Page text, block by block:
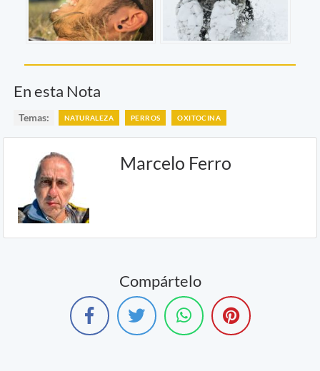
En esta Nota
Temas: NATURALEZA PERROS OXITOCINA
Marcelo Ferro
Compártelo